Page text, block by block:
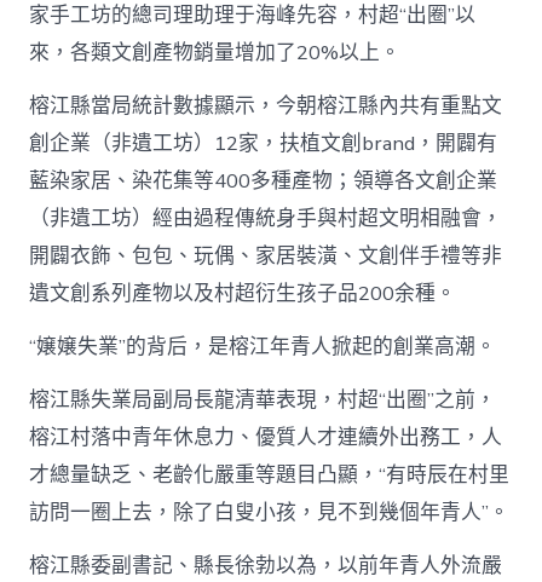
家手工坊的總司理助理于海峰先容，村超“出圈”以
來，各類文創產物銷量增加了20%以上。
榕江縣當局統計數據顯示，今朝榕江縣內共有重點文
創企業（非遺工坊）12家，扶植文創brand，開闢有
藍染家居、染花集等400多種產物；領導各文創企業
（非遺工坊）經由過程傳統身手與村超文明相融會，
開闢衣飾、包包、玩偶、家居裝潢、文創伴手禮等非
遺文創系列產物以及村超衍生孩子品200余種。
“嬢嬢失業”的背后，是榕江年青人掀起的創業高潮。
榕江縣失業局副局長龍清華表現，村超“出圈”之前，
榕江村落中青年休息力、優質人才連續外出務工，人
才總量缺乏、老齡化嚴重等題目凸顯，“有時辰在村里
訪問一圈上去，除了白叟小孩，見不到幾個年青人”。
榕江縣委副書記、縣長徐勃以為，以前年青人外流嚴